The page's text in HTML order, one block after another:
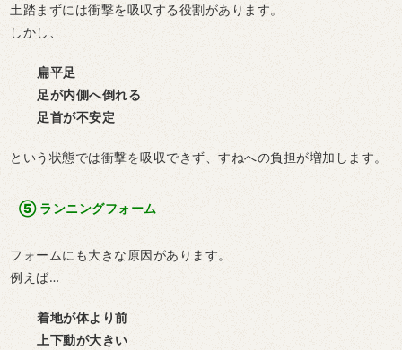
土踏まずには衝撃を吸収する役割があります。
しかし、
扁平足
足が内側へ倒れる
足首が不安定
という状態では衝撃を吸収できず、すねへの負担が増加します。
⑤ランニングフォーム
フォームにも大きな原因があります。
例えば…
着地が体より前
上下動が大きい